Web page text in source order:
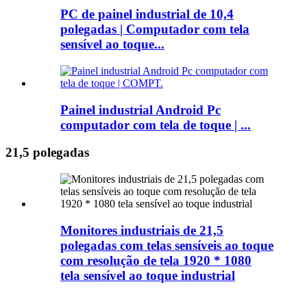
PC de painel industrial de 10,4
polegadas | Computador com tela
sensível ao toque...
Painel industrial Android Pc
computador com tela de toque | ...
21,5 polegadas
Monitores industriais de 21,5
polegadas com telas sensíveis ao toque
com resolução de tela 1920 * 1080
tela sensível ao toque industrial